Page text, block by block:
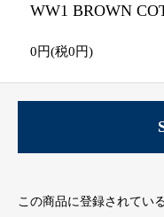
WW1 BROWN
0円(税0円)
この商品に登録されてい